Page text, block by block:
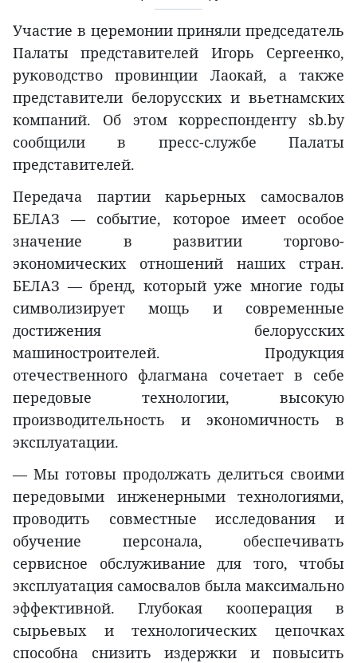
Участие в церемонии приняли председатель
Палаты представителей Игорь Сергеенко,
руководство провинции Лаокай, а также
представители белорусских и вьетнамских
компаний. Об этом корреспонденту sb.by
сообщили в пресс-службе Палаты
представителей.
Передача партии карьерных самосвалов
БЕЛАЗ — событие, которое имеет особое
значение в развитии торгово-
экономических отношений наших стран.
БЕЛАЗ — бренд, который уже многие годы
символизирует мощь и современные
достижения белорусских
машиностроителей. Продукция
отечественного флагмана сочетает в себе
передовые технологии, высокую
производительность и экономичность в
эксплуатации.
— Мы готовы продолжать делиться своими
передовыми инженерными технологиями,
проводить совместные исследования и
обучение персонала, обеспечивать
сервисное обслуживание для того, чтобы
эксплуатация самосвалов была максимально
эффективной. Глубокая кооперация в
сырьевых и технологических цепочках
способна снизить издержки и повысить